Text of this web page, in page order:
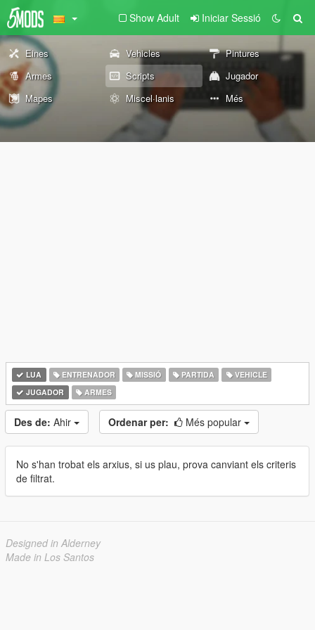
Show Adult Iniciar Sessió
Eines Vehicles
Pintures
Armes
Scripts
Jugador
Mapes
Miscel·lanis Més
LUA ENTRENADOR MISSIÓ PARTIDA
VEHICLE
JUGADOR
ARMES
Des de: Ahir Ordenar per: Més popular
No s'han trobat els arxius, si us plau, prova canviant els criteris
de filtrat.
Designed in Alderney
Made in Los Santos